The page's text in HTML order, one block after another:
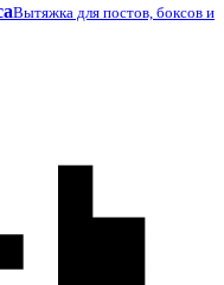
Вытяжка для постов, боксов и